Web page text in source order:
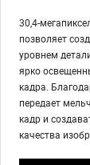
30,4-
позволяет
уровнем
ярко
кадра.
передает
кадр и
качества